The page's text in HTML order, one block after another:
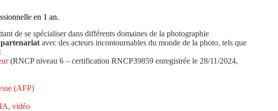
en 1 an.
de se spécialiser dans différents domaines de la photographie
partenariat avec des acteurs incontournables du monde de la photo, tels que
(RNCP niveau 6 – certification RNCP39859 enregistrée le 28/11/2024,
(AFP)
vidéo